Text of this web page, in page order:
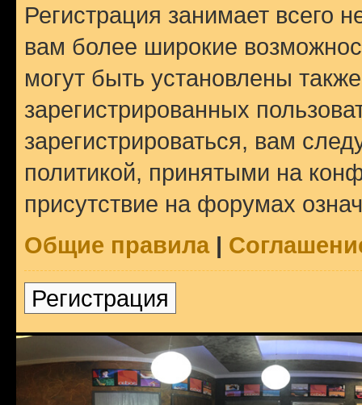
Регистрация занимает всего
вам более широкие
могут быть установлены
зарегистрированных
зарегистрироваться, вам
политикой, принятыми на
присутствие на форумах
Общие правила|
Регистрация